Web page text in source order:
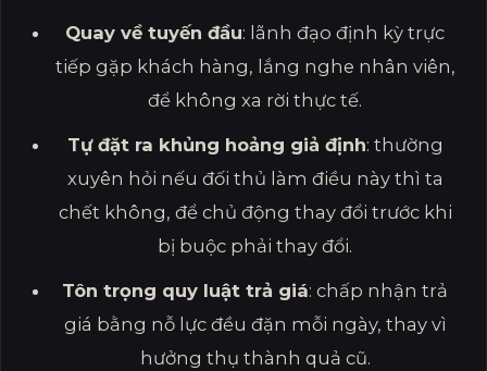
Quay về tuyến đầu: lãnh đạo định kỳ trực
tiếp gặp khách hàng, lắng nghe nhân viên,
để không xa rời thực tế.
Tự đặt ra khủng hoảng giả định: thường
xuyên hỏi nếu đối thủ làm điều này thì ta
chết không, để chủ động thay đổi trước khi
bị buộc phải thay đổi.
Tôn trọng quy luật trả giá: chấp nhận trả
giá bằng nỗ lực đều đặn mỗi ngày, thay vì
hưởng thụ thành quả cũ.